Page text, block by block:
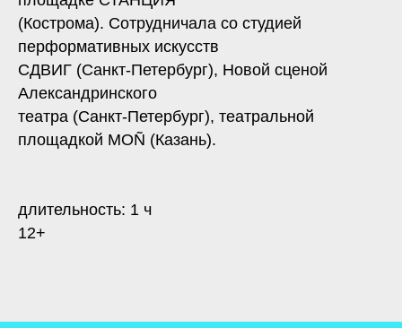
(Кострома). Сотрудничала со студией
перформативных искусств
СДВИГ (Санкт-Петербург), Новой сценой
Александринского
театра (Санкт-Петербург), театральной
площадкой MOÑ (Казань).
длительность: 1 ч
12+